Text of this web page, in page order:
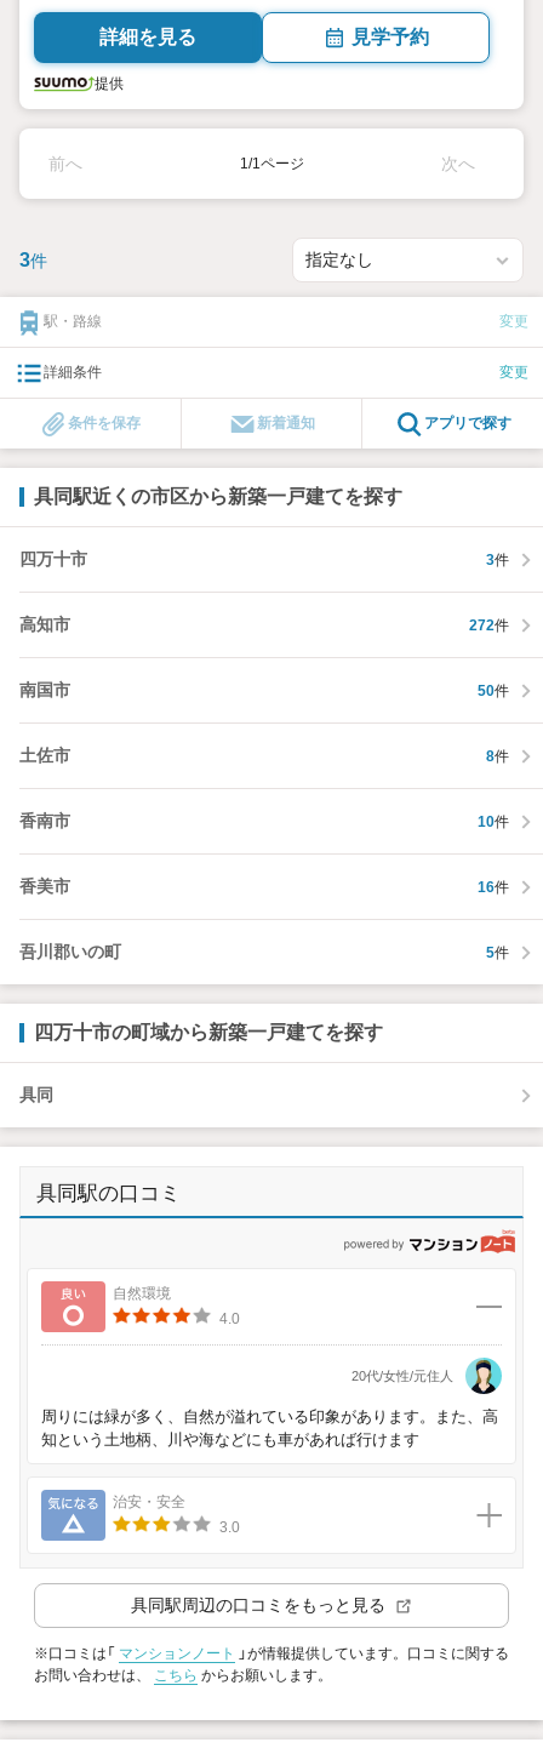
詳細を見る 見学予約
提供
前へ 1/1ページ 次へ
3件
駅・路線 変更
詳細条件 変更
条件を保存 新着通知 アプリで探す
具同駅近くの市区から新築一戸建てを探す
四万十市 3件
高知市 272件
南国市 50件
土佐市 8件
香南市 10件
香美市 16件
吾川郡いの町 5件
四万十市の町域から新築一戸建てを探す
具同
具同駅の口コミ
良い
自然環境
4.0
20代/女性/元住人
周りには緑が多く、自然が溢れている印象があります。また、高
知という土地柄、川や海などにも車があれば行けます
気になる
治安・安全
3.0
具同駅周辺の口コミをもっと見る
※口コミは「 マンションノート
」が情報提供しています。口コミに関する
お問い合わせは、 こちら からお願いします。